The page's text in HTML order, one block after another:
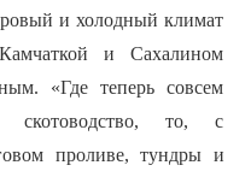
и холодный климат
и Сахалином
«Где теперь совсем
скотоводство, то, с
проливе, тундры и